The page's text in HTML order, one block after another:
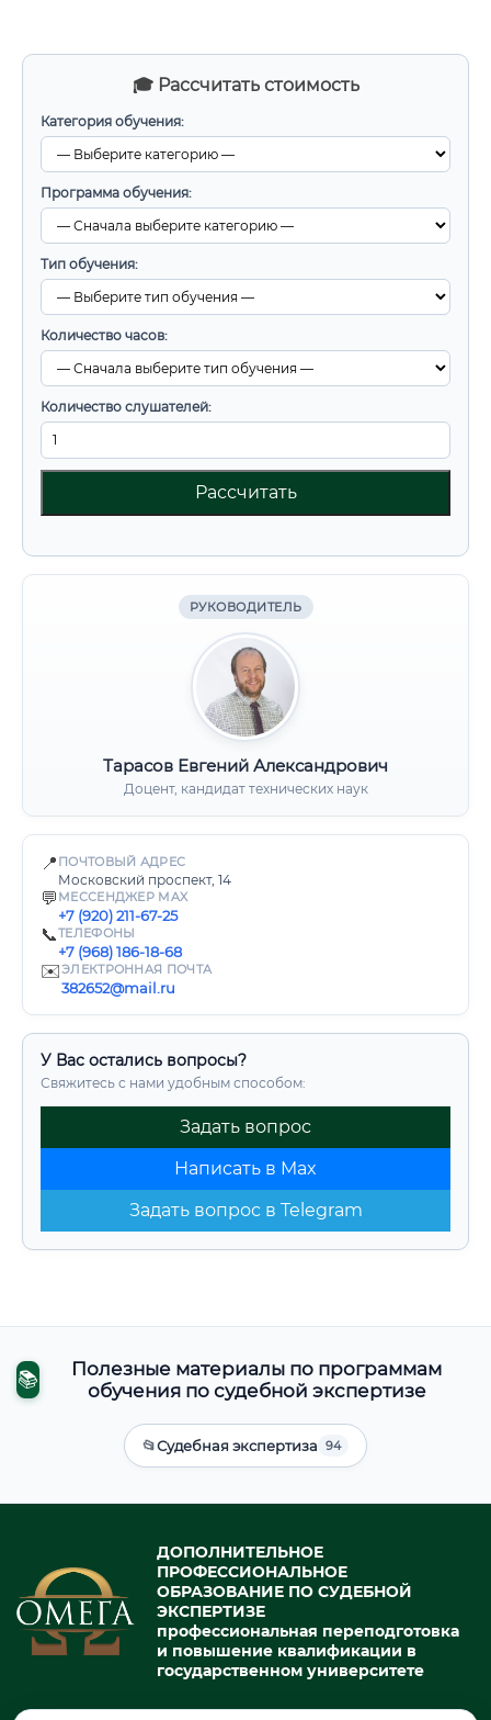
🎓 Рассчитать стоимость
Категория обучения:
Программа обучения:
Тип обучения:
Количество часов:
Количество слушателей:
Рассчитать
РУКОВОДИТЕЛЬ
Тарасов Евгений Александрович
Доцент, кандидат технических наук
📍 ПОЧТОВЫЙ АДРЕС
Московский проспект, 14
💬 МЕССЕНДЖЕР MAX
+7 (920) 211-67-25
📞ТЕЛЕФОНЫ
+7 (968) 186-18-68
✉️ЭЛЕКТРОННАЯ ПОЧТА
382652@mail.ru
У Вас остались вопросы?
Свяжитесь с нами удобным способом:
Задать вопрос
Написать в Max
Задать вопрос в Telegram
📚
Полезные материалы по программам
обучения по судебной экспертизе
📂Судебная экспертиза 94
ДОПОЛНИТЕЛЬНОЕ
ПРОФЕССИОНАЛЬНОЕ
ОБРАЗОВАНИЕ ПО СУДЕБНОЙ
ЭКСПЕРТИЗЕ
профессиональная переподготовка
и повышение квалификации в
государственном университете